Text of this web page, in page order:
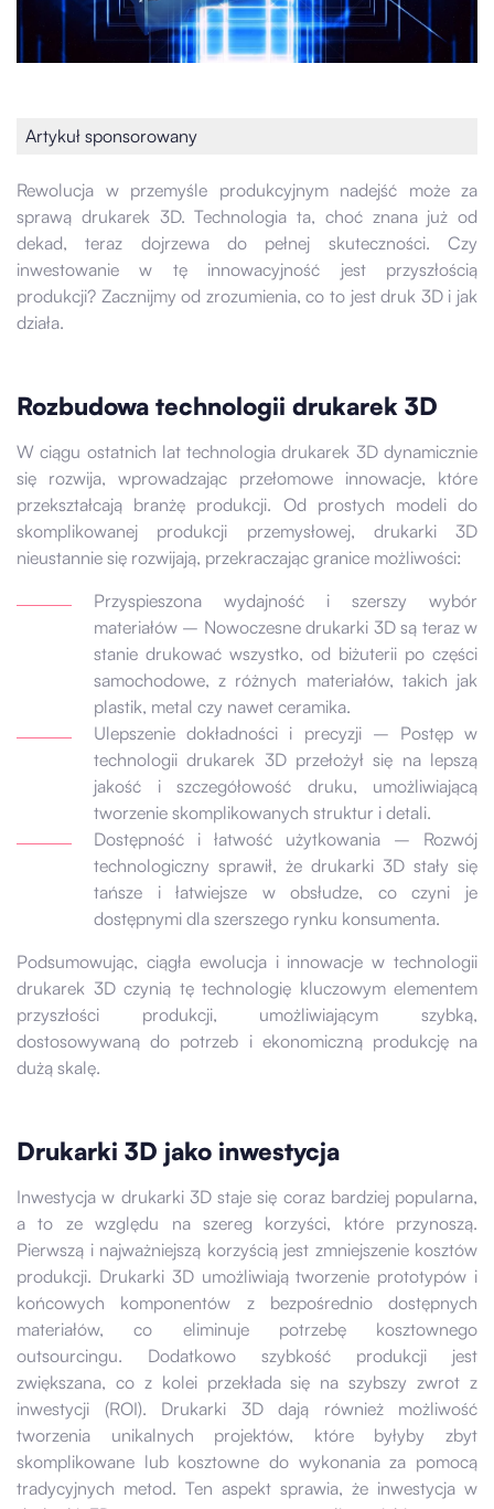
Artykuł sponsorowany
Rewolucja w przemyśle produkcyjnym nadejść może za
sprawą drukarek 3D. Technologia ta, choć znana już od
dekad, teraz dojrzewa do pełnej skuteczności. Czy
inwestowanie w tę innowacyjność jest przyszłością
produkcji? Zacznijmy od zrozumienia, co to jest druk 3D i jak
działa.
Rozbudowa technologii drukarek 3D
W ciągu ostatnich lat technologia drukarek 3D dynamicznie
się rozwija, wprowadzając przełomowe innowacje, które
przekształcają branżę produkcji. Od prostych modeli do
skomplikowanej produkcji przemysłowej, drukarki 3D
nieustannie się rozwijają, przekraczając granice możliwości:
Przyspieszona wydajność i szerszy wybór
materiałów – Nowoczesne drukarki 3D są teraz w
stanie drukować wszystko, od biżuterii po części
samochodowe, z różnych materiałów, takich jak
plastik, metal czy nawet ceramika.
Ulepszenie dokładności i precyzji – Postęp w
technologii drukarek 3D przełożył się na lepszą
jakość i szczegółowość druku, umożliwiającą
tworzenie skomplikowanych struktur i detali.
Dostępność i łatwość użytkowania – Rozwój
technologiczny sprawił, że drukarki 3D stały się
tańsze i łatwiejsze w obsłudze, co czyni je
dostępnymi dla szerszego rynku konsumenta.
Podsumowując, ciągła ewolucja i innowacje w technologii
drukarek 3D czynią tę technologię kluczowym elementem
przyszłości produkcji, umożliwiającym szybką,
dostosowywaną do potrzeb i ekonomiczną produkcję na
dużą skalę.
Drukarki 3D jako inwestycja
Inwestycja w drukarki 3D staje się coraz bardziej popularna,
a to ze względu na szereg korzyści, które przynoszą.
Pierwszą i najważniejszą korzyścią jest zmniejszenie kosztów
produkcji. Drukarki 3D umożliwiają tworzenie prototypów i
końcowych komponentów z bezpośrednio dostępnych
materiałów, co eliminuje potrzebę kosztownego
outsourcingu. Dodatkowo szybkość produkcji jest
zwiększana, co z kolei przekłada się na szybszy zwrot z
inwestycji (ROI). Drukarki 3D dają również możliwość
tworzenia unikalnych projektów, które byłyby zbyt
skomplikowane lub kosztowne do wykonania za pomocą
tradycyjnych metod. Ten aspekt sprawia, że inwestycja w